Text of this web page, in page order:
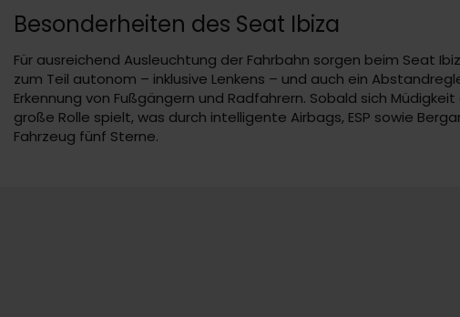
Besonderheiten des Seat Ibiza
Für ausreichend Ausleuchtung der Fahrbahn sorgen beim Seat
zum Teil autonom – inklusive Lenkens – und auch ein
Erkennung von Fußgängern und Radfahrern. Sobald sich
große Rolle spielt, was durch intelligente Airbags, ESP sowie
Fahrzeug fünf Sterne.